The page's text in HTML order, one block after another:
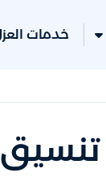
خدمات
تنسيق